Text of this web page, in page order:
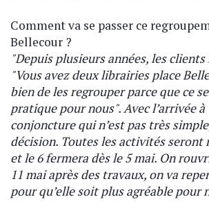
Comment va se passer ce
Bellecour ?
"Depuis plusieurs années, les
"Vous avez deux librairies place
bien de les regrouper parce que ce
pratique pour nous". Avec l’arrivée
conjoncture qui n’est pas très
décision. Toutes les activités seront
et le 6 fermera dès le 5 mai. On
11 mai après des travaux, on va
pour qu’elle soit plus agréable pour